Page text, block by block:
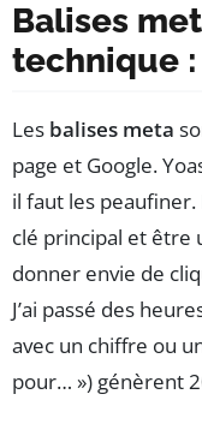
Balises
technique
Les balises meta
page et Google.
il faut les
clé principal et être
donner envie de
J’ai passé des
avec un chiffre ou
pour… ») génèrent